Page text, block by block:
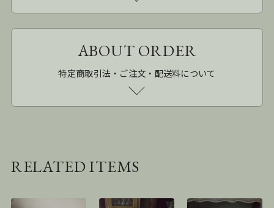
ABOUT ORDER
特定商取引法・ご注文・配送料について
RELATED ITEMS